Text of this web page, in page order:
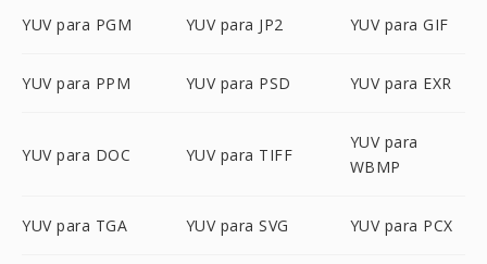
YUV para PGM YUV para JP2 YUV para GIF
YUV para PPM YUV para PSD YUV para EXR
YUV para DOC YUV para TIFF
YUV para
WBMP
YUV para TGA YUV para SVG YUV para PCX